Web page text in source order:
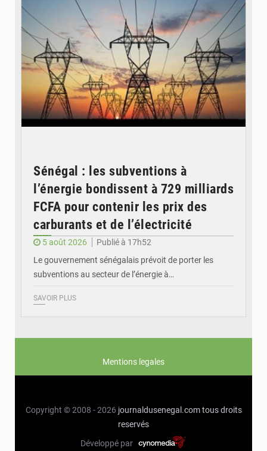
Sénégal : les subventions à
l’énergie bondissent à 729 milliards
FCFA pour contenir les prix des
carburants et de l’électricité
5 août 2026
Publié à 17h52
Le gouvernement sénégalais prévoit de porter les
subventions au secteur de l’énergie à…
SAVOIR PLUS
Mentions legales
Copyright © 2008 - 2026 journaldusenegal.com tous droits
reservés
Développé par